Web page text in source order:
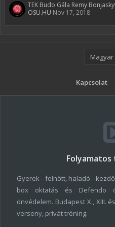
TEK Budo Gála Remy
OSU.HU Nov 17, 2018
Magyar
Kapcsolat
Gyerek - felnőtt, haladó -
box oktatás és Defendo
önvédelem. Budapest X., XIII.
verseny, privát tréning.